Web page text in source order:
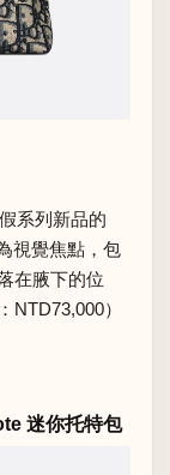
系列新品的
視覺焦點，包
在腋下的位
）
迷你托特包